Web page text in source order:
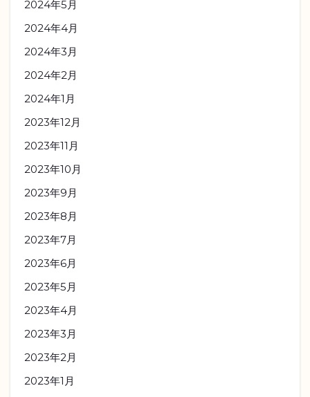
2024年5月
2024年4月
2024年3月
2024年2月
2024年1月
2023年12月
2023年11月
2023年10月
2023年9月
2023年8月
2023年7月
2023年6月
2023年5月
2023年4月
2023年3月
2023年2月
2023年1月